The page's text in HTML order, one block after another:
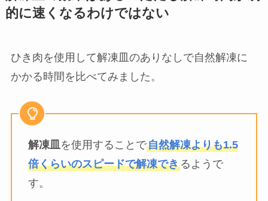
した。触ると柔らかい感触です。
自然解凍のひき肉はもう少し時間が必要でしょ
う。